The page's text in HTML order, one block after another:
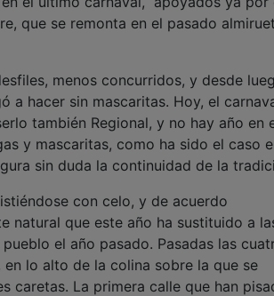
que se remonta en el pasado
menos concurridos, y desde
a hacer sin mascaritas. Hoy, el
también Regional, y no hay año en
y mascaritas, como ha sido el caso
sin duda la continuidad de la
con celo, y de acuerdo
natural que este año ha sustituido a
el año pasado. Pasadas las
lo alto de la colina sobre la que se
caretas. La primera calle que han